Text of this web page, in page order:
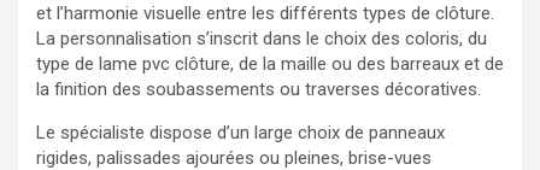
et l’harmonie visuelle entre les différents types de clôture.
La personnalisation s’inscrit dans le choix des coloris, du
type de lame pvc clôture, de la maille ou des barreaux et de
la finition des soubassements ou traverses décoratives.
Le spécialiste dispose d’un large choix de panneaux
rigides, palissades ajourées ou pleines, brise-vues